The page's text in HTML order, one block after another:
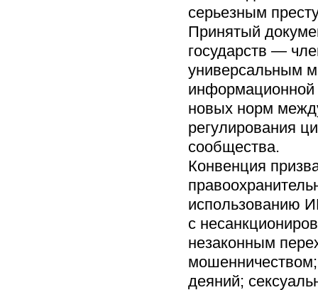
серьезным
Принятый
государств —
универсальным
информационной
новых норм
регулирования
сообщества.
Конвенция
использованию
с
незаконным
деяний;